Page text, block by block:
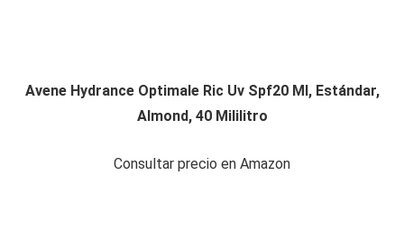
Avene Hydrance Optimale Ric Uv Spf20 Ml, Estándar,
Almond, 40 Mililitro
Consultar precio en Amazon